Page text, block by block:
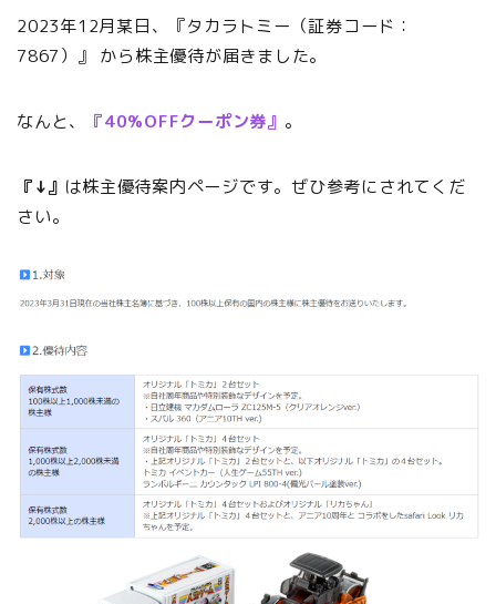
2023年12月某日、『タカラトミー（証券コード：
7867）』 から株主優待が届きました。
なんと、 『40%OFFクーポン券』 。
『↓』 は株主優待案内ページです。ぜひ参考にされてくだ
さい。